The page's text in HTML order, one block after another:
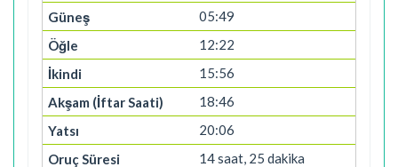
05:49
12:22
15:56
18:46
20:06
14 saat, 25 dakika